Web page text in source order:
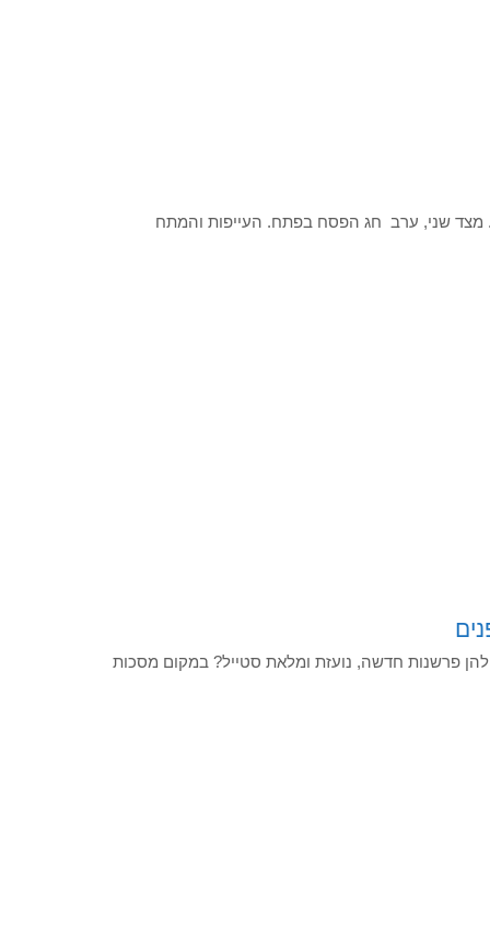
מצד שני, ערב חג הפסח בפתח. העייפות והמתח
פרשנות חדשה, נועזת ומלאת סטייל? במקום מסכות